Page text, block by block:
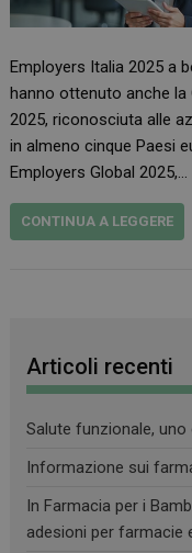
Employers Italia 2025 a
hanno ottenuto anche la
2025, riconosciuta alle
in almeno cinque Paesi
Employers Global 2025,…
CONTINUA A LEGGERE
Articoli recenti
Salute funzionale,
Informazione sui
In Farmacia per i
adesioni per farmacie